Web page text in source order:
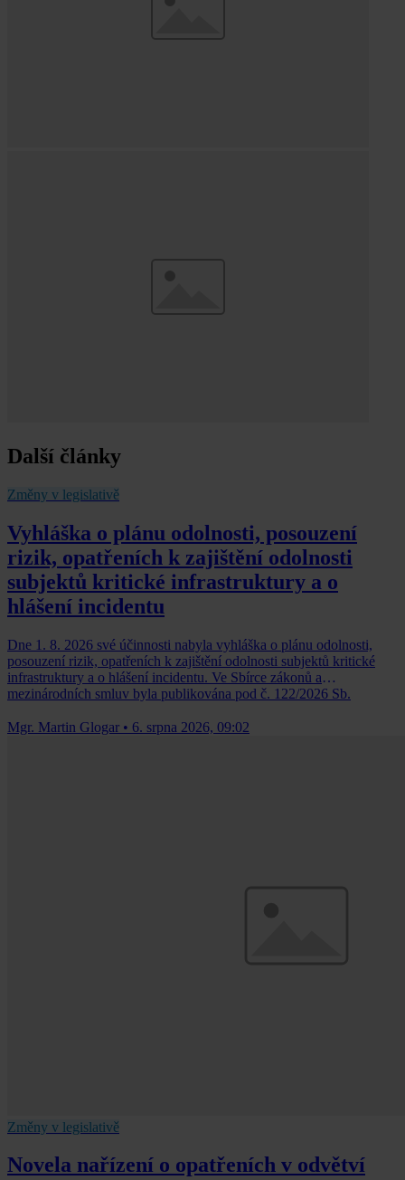
Další články
Změny v legislativě
Vyhláška o plánu odolnosti, posouzení
rizik, opatřeních k zajištění odolnosti
subjektů kritické infrastruktury a o
hlášení incidentu
Dne 1. 8. 2026 své účinnosti nabyla vyhláška o plánu odolnosti,
posouzení rizik, opatřeních k zajištění odolnosti subjektů kritické
infrastruktury a o hlášení incidentu. Ve Sbírce zákonů a
mezinárodních smluv byla publikována pod č. 122/2026 Sb.
Mgr. Martin Glogar • 6. srpna 2026, 09:02
Změny v legislativě
Novela nařízení o opatřeních v odvětví